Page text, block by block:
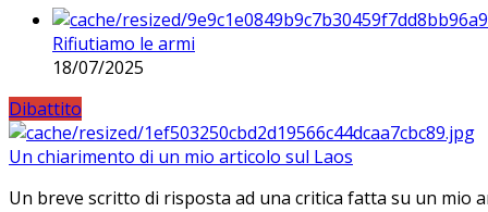
Rifiutiamo le armi
18/07/2025
Dibattito
Un chiarimento di un mio articolo sul Laos
Un breve scritto di risposta ad una critica fatta su un mio